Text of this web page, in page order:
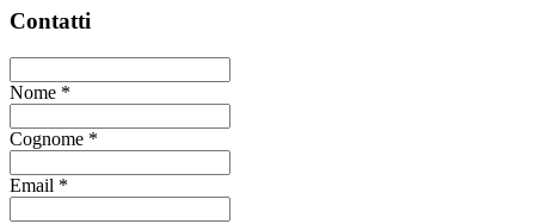
Contatti
Nome *
Cognome *
Email *